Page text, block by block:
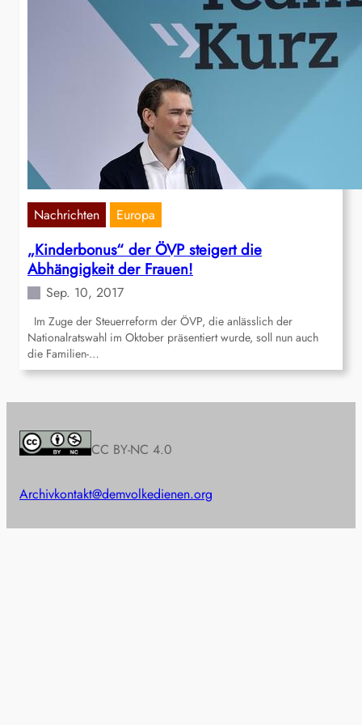
Nachrichten Europa
„Kinderbonus“ der ÖVP steigert die
Abhängigkeit der Frauen!
Sep. 10, 2017
Im Zuge der Steuerreform der ÖVP, die anlässlich der
Nationalratswahl im Oktober präsentiert wurde, soll nun auch
die Familien-…
CC BY-NC 4.0
Archivkontakt@demvolkedienen.org